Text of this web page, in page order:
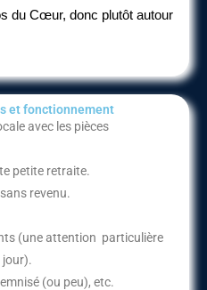
du Cœur, donc plutôt autour
et fonctionnement​
avec les pièces
petite retraite.
revenu.
(une attention particulière
jour).
(ou peu), etc.